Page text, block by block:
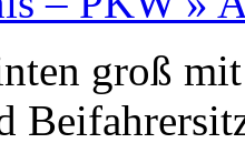
groß